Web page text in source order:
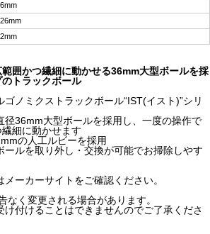
囲かつ繊細に動かせる36mm大型ボールを採
トラックボール
ノミクストラックボール“IST(イスト)”シリ
36mm大型ボールを採用し、一度の操作で
細に動かせます
の人工ルビーを採用
ルを取り外し・交換が可能でお掃除しやす
ーカーサイトをご確認ください。
く変更される場合があります。
け付けることはできませんのでご了承くださ